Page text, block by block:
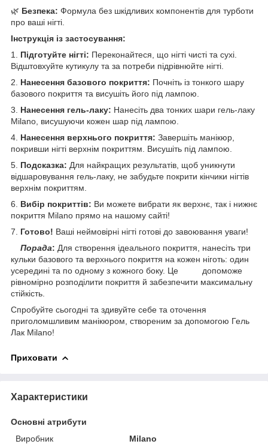
🌿 Безпека: Формула без шкідливих компонентів для турботи
про ваші нігті.
Інструкція із застосування:
1. Підготуйте нігті: Переконайтеся, що нігті чисті та сухі.
Відштовхуйте кутикулу та за потреби підрівнюйте нігті.
2. Нанесення базового покриття: Почніть із тонкого шару
базового покриття та висушіть його під лампою.
3. Нанесення гель-лаку: Нанесіть два тонких шари гель-лаку
Milano, висушуючи кожен шар під лампою.
4. Нанесення верхнього покриття: Завершіть манікюр,
покривши нігті верхнім покриттям. Висушіть під лампою.
5. Подсказка: Для найкращих результатів, щоб уникнути
відшаровування гель-лаку, не забудьте покрити кінчики нігтів
верхнім покриттям.
6. Вибір покриттів: Ви можете вибрати як верхнє, так і нижнє
покриття Milano прямо на нашому сайті!
7. Готово! Ваші неймовірні нігті готові до завоювання уваги!
Порада: Для створення ідеального покриття, нанесіть три
кульки базового та верхнього покриття на кожен ніготь: один
усередині та по одному з кожного боку. Це допоможе
рівномірно розподілити покриття й забезпечити максимальну
стійкість.
Спробуйте сьогодні та здивуйте себе та оточення
приголомшливим манікюром, створеним за допомогою Гель
Лак Milano!
Приховати
Характеристики
Основні атрибути
Виробник
Milano